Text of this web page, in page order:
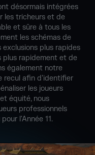
désormais intégrées
les tricheurs et de
et sûre à tous les
les schémas de
plus rapides
plus rapidement et de
également notre
recul afin d'identifier
les joueurs
équité, nous
professionnels
l'Année 11.